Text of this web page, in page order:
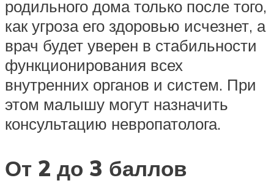
родильного дома только после того,
как угроза его здоровью исчезнет, а
врач будет уверен в стабильности
функционирования всех
внутренних органов и систем. При
этом малышу могут назначить
консультацию невропатолога.
От 2 до 3 баллов